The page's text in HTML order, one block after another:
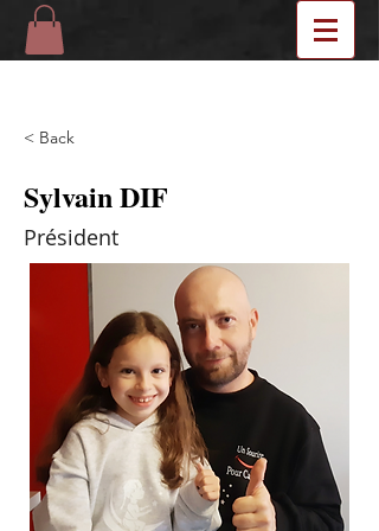
< Back
Sylvain DIF
Président